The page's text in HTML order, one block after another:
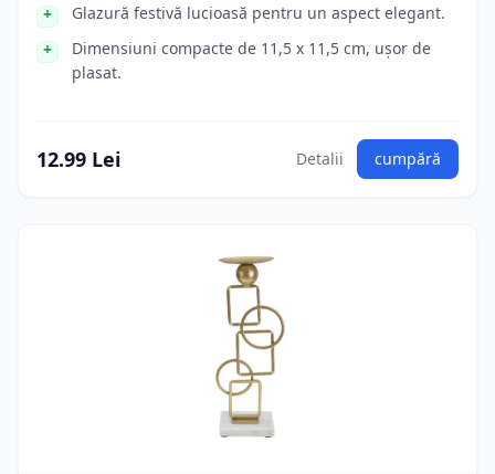
Glazură festivă lucioasă pentru un aspect elegant.
Dimensiuni compacte de 11,5 x 11,5 cm, ușor de
plasat.
12.99 Lei Detalii cumpără